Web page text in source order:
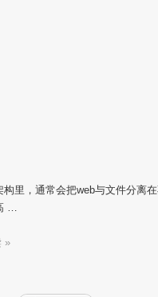
构里，通常会把web与文件分离
…
»